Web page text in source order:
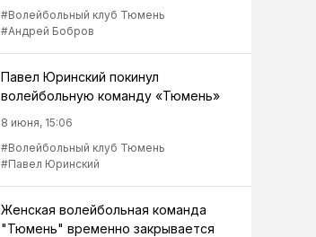
#Волейбольный клуб Тюмень
#Андрей Бобров
Павел Юринский покинул
волейбольную команду «Тюмень»
8 июня, 15:06
#Волейбольный клуб Тюмень
#Павел Юринский
Женская волейбольная команда
"Тюмень" временно закрывается